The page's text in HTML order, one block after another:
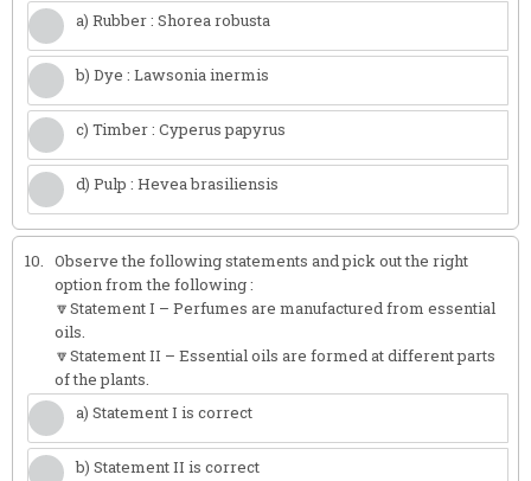
a) Rubber : Shorea robusta
b) Dye : Lawsonia inermis
c) Timber : Cyperus papyrus
d) Pulp : Hevea brasiliensis
10. Observe the following statements and pick out the right
option from the following :
🔽Statement I – Perfumes are manufactured from essential
oils.
🔽Statement II – Essential oils are formed at different parts
of the plants.
a) Statement I is correct
b) Statement II is correct